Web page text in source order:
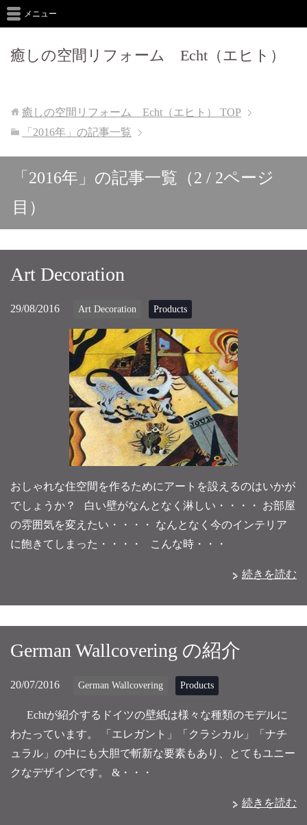
癒しの空間リフォーム Echt（エヒト）
メニュー
癒しの空間リフォーム Echt（エヒト）
TOP
「2016年」の記事一覧
「2016年」の記事一覧（2 / 2ページ
目）
Art Decoration
29/08/2016 Art Decoration Products
おしゃれな住空間を作るためにアートを設えるのはいかが
でしょうか？ 白い壁がなんとなく淋しい・・・・ お部屋
の雰囲気を変えたい・・・・ なんとなく今のインテリア
に飽きてしまった・・・・ こんな時・・・
続きを読む
German Wallcovering の紹介
20/07/2016 German Wallcovering Products
Echtが紹介するドイツの壁紙は様々な種類のモデルに
わたっています。 「エレガント」「クラシカル」「ナチ
ュラル」の中にも大胆で斬新な要素もあり、とてもユニー
クなデザインです。 &・・・
続きを読む